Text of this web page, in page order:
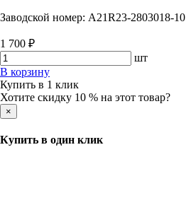
Заводской номер: A21R23-2803018-10
1 700 ₽
шт
В корзину
Купить в 1 клик
Хотите скидку 10 % на этот товар?
×
Купить в один клик